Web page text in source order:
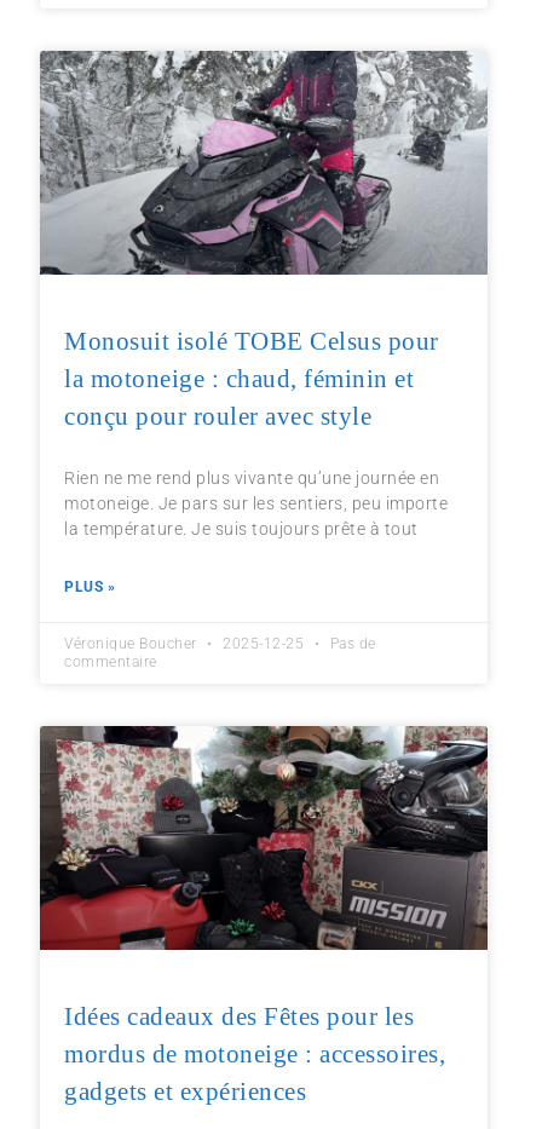
Monosuit isolé TOBE Celsus pour
la motoneige : chaud, féminin et
conçu pour rouler avec style
Rien ne me rend plus vivante qu’une journée en
motoneige. Je pars sur les sentiers, peu importe
la température. Je suis toujours prête à tout
PLUS »
Véronique Boucher 2025-12-25
Pas de
commentaire
Idées cadeaux des Fêtes pour les
mordus de motoneige : accessoires,
gadgets et expériences